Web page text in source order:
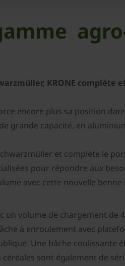
KRONE complète
encore plus sa position
grande capacité, en
et complète le
pour répondre aux
avec cette nouvelle benne
volume de chargement de
à enroulement avec
Une bâche coulissante
sont également de